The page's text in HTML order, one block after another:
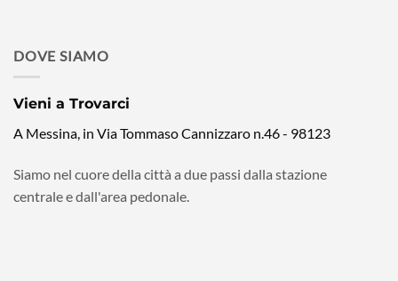
DOVE SIAMO
Vieni a Trovarci
A Messina, in Via Tommaso Cannizzaro n.46 - 98123
Siamo nel cuore della città a due passi dalla stazione
centrale e dall'area pedonale.